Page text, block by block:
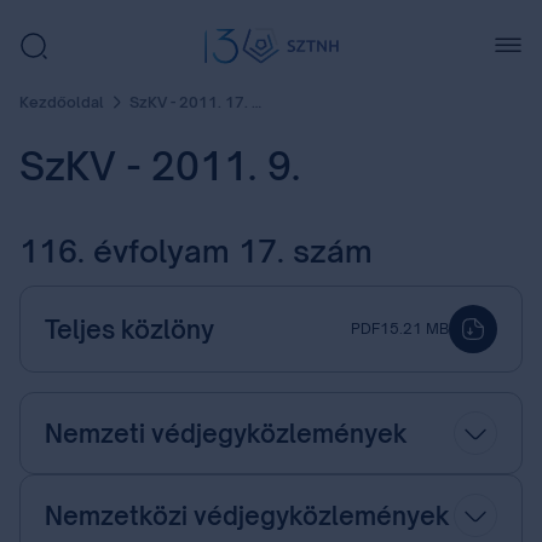
Kezdőoldal SzKV - 2011. 17. szám
SzKV - 2011. 9.
116. évfolyam 17. szám
Teljes közlöny PDF15.21 MB
Nemzeti védjegyközlemények
Nemzetközi védjegyközlemények